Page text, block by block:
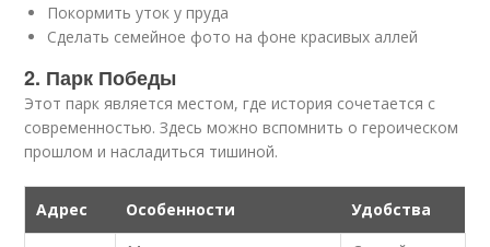
Покормить уток у пруда
Сделать семейное фото на фоне красивых аллей
2. Парк Победы
Этот парк является местом, где история сочетается с
современностью. Здесь можно вспомнить о героическом
прошлом и насладиться тишиной.
Адрес Особенности
Удобства